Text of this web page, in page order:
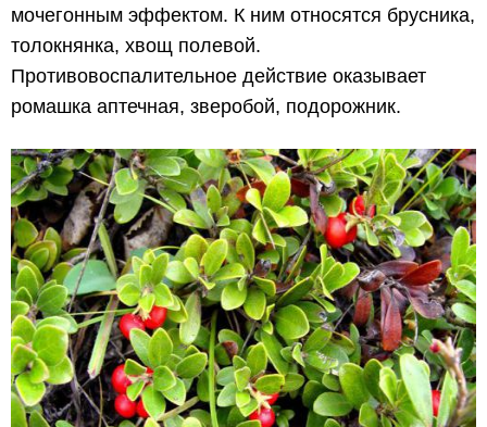
мочегонным эффектом. К ним относятся брусника,
толокнянка, хвощ полевой.
Противовоспалительное действие оказывает
ромашка аптечная, зверобой, подорожник.